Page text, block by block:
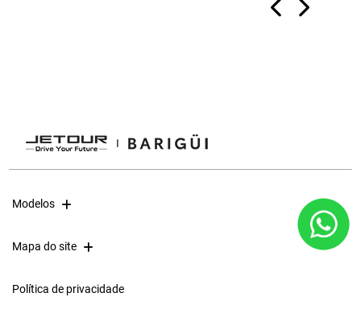
Modelos
Mapa do site
Política de privacidade